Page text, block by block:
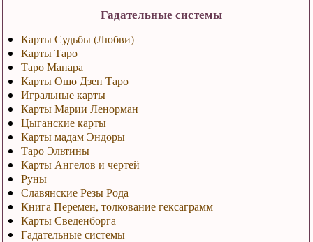
Гадательные системы
Карты Судьбы (Любви)
Карты Таро
Таро Манара
Карты Ошо Дзен Таро
Игральные карты
Карты Марии Ленорман
Цыганские карты
Карты мадам Эндоры
Таро Эльтины
Карты Ангелов и чертей
Руны
Славянские Резы Рода
Книга Перемен, толкование гексаграмм
Карты Сведенборга
Гадательные системы